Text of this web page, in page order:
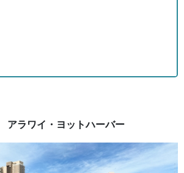
ラワイ・ヨットハーバー